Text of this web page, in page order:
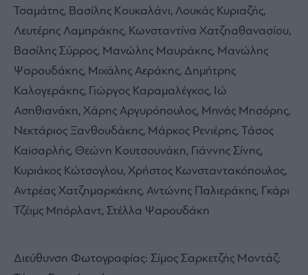
Τσαμάτης, Βασίλης Κουκαλάνι, Λουκάς Κυριαζής,
Λευτέρης Λαμπράκης, Κωνσταντίνα Χατζηαθανασίου,
Βασίλης Σύρρος, Μανώλης Μαυράκης, Μανώλης
Ψαρουδάκης, Μιχάλης Αεράκης, Δημήτρης
Καλογεράκης, Γιώργος Καραμαλέγκος, Ιώ
Ασηθιανάκη, Χάρης Αργυρόπουλος, Μηνάς Μησόρης,
Νεκτάριος Ξανθουδάκης, Μάρκος Ρενιέρης, Τάσος
Καϊσαρλής, Θεώνη Κουτσουνάκη, Γιάννης Σίνης,
Κυριάκος Κώτσογλου, Χρήστος Κωνσταντακόπουλος,
Αντρέας Χατζημαρκάκης, Αντώνης Παλιεράκης, Γκάρι
Τζέιμς Μπόρλαντ, Στέλλα Ψαρουδάκη
Διεύθυνση Φωτογραφίας: Σίμος Σαρκετζής Μοντάζ: